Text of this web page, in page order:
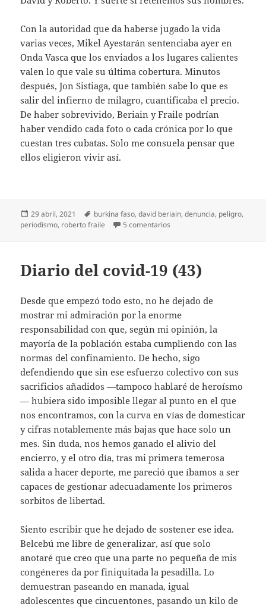
Con la autoridad que da haberse jugado la vida
varias veces, Mikel Ayestarán sentenciaba ayer en
Onda Vasca que los enviados a los lugares calientes
valen lo que vale su última cobertura. Minutos
después, Jon Sistiaga, que también sabe lo que es
salir del infierno de milagro, cuantificaba el precio.
De haber sobrevivido, Beriain y Fraile podrían
haber vendido cada foto o cada crónica por lo que
cuestan tres cubatas. Solo me consuela pensar que
ellos eligieron vivir así.
Publicado
el
29 abril, 2021 Etiquetas
burkina faso,david beriain,denuncia, peligro,
periodismo, roberto fraile 5 comentarios
Diario del covid-19 (43)
Desde que empezó todo esto, no he dejado de
mostrar mi admiración por la enorme
responsabilidad con que, según mi opinión, la
mayoría de la población estaba cumpliendo con las
normas del confinamiento. De hecho, sigo
defendiendo que sin ese esfuerzo colectivo con sus
sacrificios añadidos —tampoco hablaré de heroísmo
— hubiera sido imposible llegar al punto en el que
nos encontramos, con la curva en vías de domesticar
y cifras notablemente más bajas que hace solo un
mes. Sin duda, nos hemos ganado el alivio del
encierro, y el otro día, tras mi primera temerosa
salida a hacer deporte, me pareció que íbamos a ser
capaces de gestionar adecuadamente los primeros
sorbitos de libertad.
Siento escribir que he dejado de sostener ese idea.
Belcebú me libre de generalizar, así que solo
anotaré que creo que una parte no pequeña de mis
congéneres da por finiquitada la pesadilla. Lo
demuestran paseando en manada, igual
adolescentes que cincuentones, pasando un kilo de